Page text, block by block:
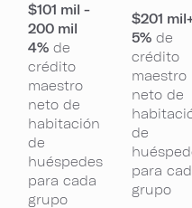
$101 mil -
200 mil
4% de
crédito
maestro
neto de
habitación
de
huéspedes
para cada
grupo
$201
5% de
crédito
maestro
neto de
de
para
grupo